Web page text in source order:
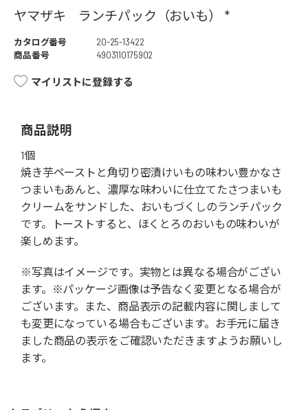
ヤマザキ ランチパック（おいも） *
カタログ番号
20-25-13422
商品番号
4903110175902
マイリストに登録する
商品説明
1個
焼き芋ペーストと角切り密漬けいもの味わい豊かなさ
つまいもあんと、濃厚な味わいに仕立てたさつまいも
クリームをサンドした、おいもづくしのランチパック
です。トーストすると、ほくとろのおいもの味わいが
楽しめます。
※写真はイメージです。実物とは異なる場合がござい
ます。※パッケージ画像は予告なく変更となる場合が
ございます。また、商品表示の記載内容に関しまして
も変更になっている場合もございます。お手元に届き
ました商品の表示をご確認いただきますようお願いし
ます。